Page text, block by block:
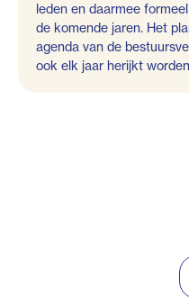
leden en daarmee
de komende jaren. Het
agenda van de
ook elk jaar herijkt